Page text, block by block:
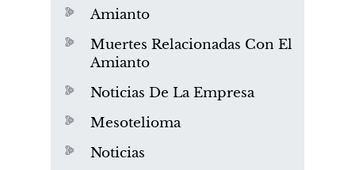
Amianto
Muertes Relacionadas Con El
Amianto
Noticias De La Empresa
Mesotelioma
Noticias